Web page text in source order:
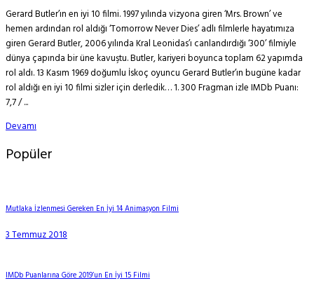
Gerard Butler’ın en iyi 10 filmi. 1997 yılında vizyona giren ‘Mrs. Brown’ ve
hemen ardından rol aldığı ‘Tomorrow Never Dies’ adlı filmlerle hayatımıza
giren Gerard Butler, 2006 yılında Kral Leonidas’ı canlandırdığı ‘300’ filmiyle
dünya çapında bir üne kavuştu. Butler, kariyeri boyunca toplam 62 yapımda
rol aldı. 13 Kasım 1969 doğumlu İskoç oyuncu Gerard Butler’ın bugüne kadar
rol aldığı en iyi 10 filmi sizler için derledik… 1. 300 Fragman izle IMDb Puanı:
7,7 / ...
Devamı
Popüler
Mutlaka İzlenmesi Gereken En İyi 14 Animasyon Filmi
3 Temmuz 2018
IMDb Puanlarına Göre 2019’un En İyi 15 Filmi